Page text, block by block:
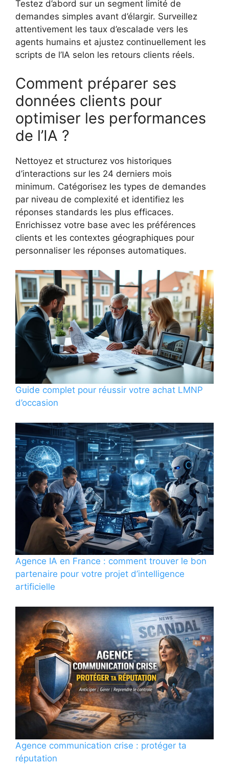
Testez d’abord sur un segment limité de
demandes simples avant d’élargir. Surveillez
attentivement les taux d’escalade vers les
agents humains et ajustez continuellement les
scripts de l’IA selon les retours clients réels.
Comment préparer ses
données clients pour
optimiser les performances
de l’IA ?
Nettoyez et structurez vos historiques
d’interactions sur les 24 derniers mois
minimum. Catégorisez les types de demandes
par niveau de complexité et identifiez les
réponses standards les plus efficaces.
Enrichissez votre base avec les préférences
clients et les contextes géographiques pour
personnaliser les réponses automatiques.
Guide complet pour réussir votre achat LMNP
d’occasion
Agence IA en France : comment trouver le bon
partenaire pour votre projet d’intelligence
artificielle
Agence communication crise : protéger ta
réputation